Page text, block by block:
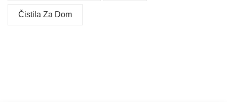
Čistila Za Dom